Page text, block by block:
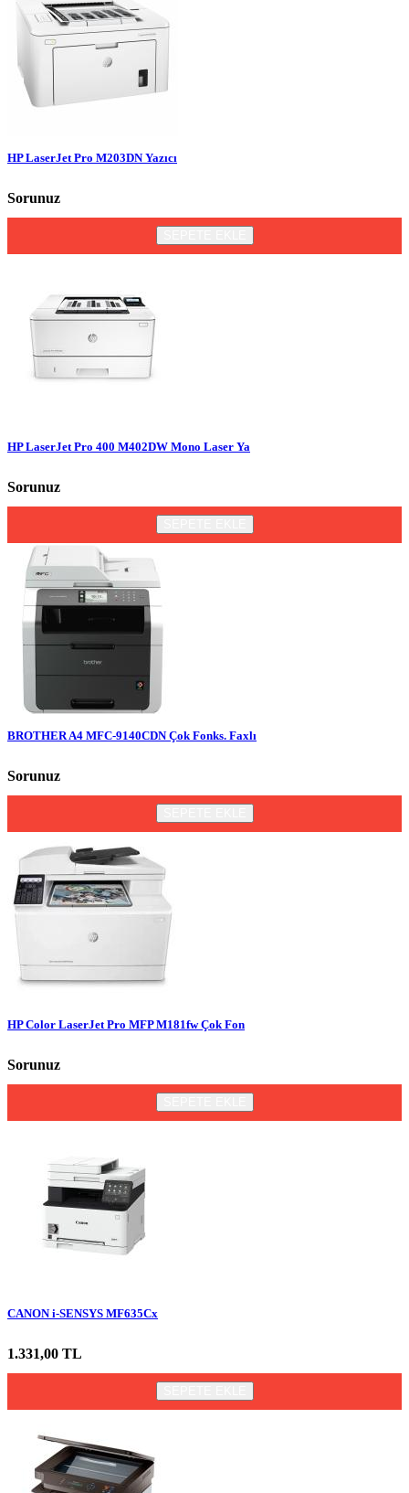
HP LaserJet Pro M203DN Yazıcı
Sorunuz
HP LaserJet Pro 400 M402DW Mono Laser Ya
Sorunuz
BROTHER A4 MFC-9140CDN Çok Fonks. Faxlı
Sorunuz
HP Color LaserJet Pro MFP M181fw Çok Fon
Sorunuz
CANON i-SENSYS MF635Cx
1.331,00 TL